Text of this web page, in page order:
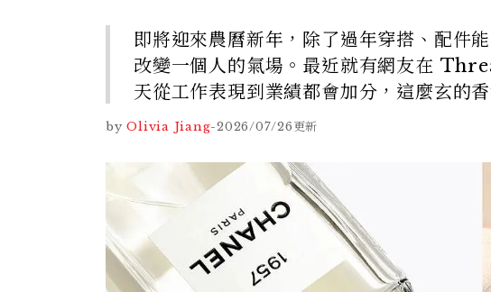
即將迎來農曆新年，除了過年穿搭、配件
改變一個人的氣場。最近就有網友在
天從工作表現到業績都會加分，這麼玄的
by Olivia Jiang-2026/07/26更新